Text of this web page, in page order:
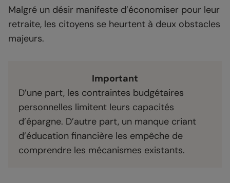
Malgré un désir manifeste d’économiser pour leur
retraite, les citoyens se heurtent à deux obstacles
majeurs.
Important
D’une part, les contraintes budgétaires
personnelles limitent leurs capacités
d’épargne. D’autre part, un manque criant
d’éducation financière les empêche de
comprendre les mécanismes existants.